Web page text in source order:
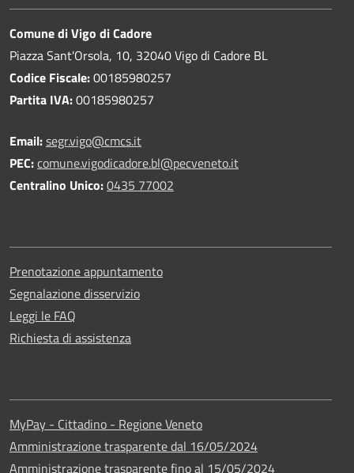
Comune di Vigo di Cadore
Piazza Sant'Orsola, 10, 32040 Vigo di Cadore BL
Codice Fiscale:00185980257
Partita IVA:00185980257
Email:segr.vigo@cmcs.it
PEC:comune.vigodicadore.bl@pecveneto.it
Centralino Unico:0435 77002
Prenotazione appuntamento
Segnalazione disservizio
Leggi le FAQ
Richiesta di assistenza
MyPay - Cittadino - Regione Veneto
Amministrazione trasparente dal 16/05/2024
Amministrazione trasparente fino al 15/05/2024